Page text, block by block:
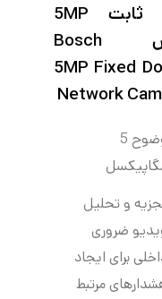
دام ثابت 5MP
بوش Bosch
5MP Fixed
Network
وضوح 5
و تحلیل
ضروری
برای ایجاد
مرتبط